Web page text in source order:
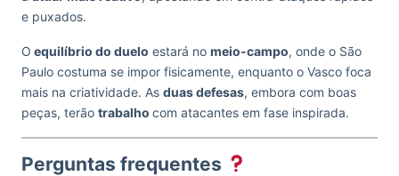
e puxados.
O equilíbrio do duelo estará no meio-campo, onde o São
Paulo costuma se impor fisicamente, enquanto o Vasco foca
mais na criatividade. As duas defesas, embora com boas
peças, terão trabalho com atacantes em fase inspirada.
Perguntas frequentes